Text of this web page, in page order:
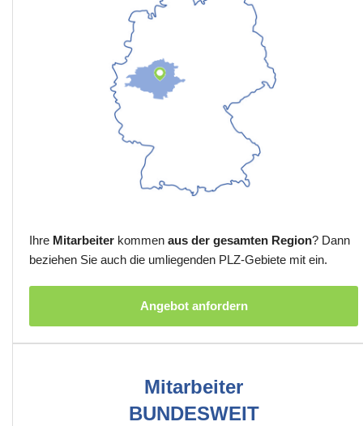
Ihre Mitarbeiter kommen aus der gesamten Region? Dann
beziehen Sie auch die umliegenden PLZ-Gebiete mit ein.
Angebot anfordern
Mitarbeiter
BUNDESWEIT